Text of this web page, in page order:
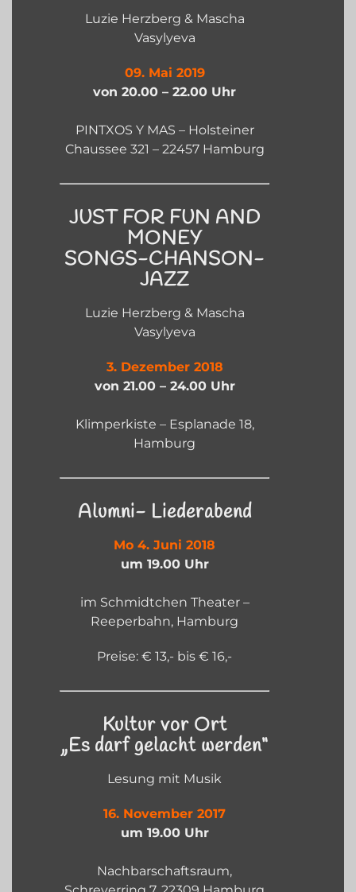
Luzie Herzberg & Mascha
Vasylyeva
09. Mai 2019
von 20.00 – 22.00 Uhr
PINTXOS Y MAS – Holsteiner
Chaussee 321 – 22457 Hamburg
JUST FOR FUN AND
MONEY
SONGS-CHANSON-
JAZZ
Luzie Herzberg & Mascha
Vasylyeva
3. Dezember 2018
von 21.00 – 24.00 Uhr
Klimperkiste – Esplanade 18,
Hamburg
Alumni- Liederabend
Mo 4. Juni 2018
um 19.00 Uhr
im Schmidtchen Theater –
Reeperbahn, Hamburg
Preise: € 13,- bis € 16,-
Kultur vor Ort
„Es darf gelacht werden“
Lesung mit Musik
16. November 2017
um 19.00 Uhr
Nachbarschaftsraum,